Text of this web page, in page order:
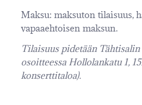
Maksu: maksuton tilaisuus,
vapaaehtoisen maksun.
Tilaisuus pidetään
osoitteessa Hollolankatu 1,
konserttitaloa).